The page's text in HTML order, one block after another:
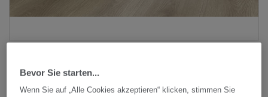
Bevor Sie starten...
Wenn Sie auf „Alle Cookies akzeptieren“ klicken, stimmen Sie